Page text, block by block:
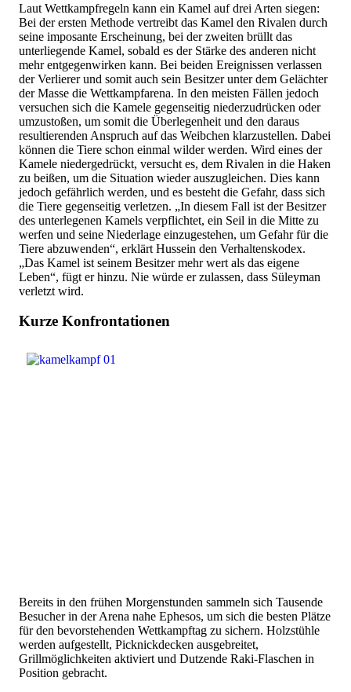
Laut Wettkampfregeln kann ein Kamel auf drei Arten siegen:
Bei der ersten Methode vertreibt das Kamel den Rivalen durch
seine imposante Erscheinung, bei der zweiten brüllt das
unterliegende Kamel, sobald es der Stärke des anderen nicht
mehr entgegenwirken kann. Bei beiden Ereignissen verlassen
der Verlierer und somit auch sein Besitzer unter dem Gelächter
der Masse die Wettkampfarena. In den meisten Fällen jedoch
versuchen sich die Kamele gegenseitig niederzudrücken oder
umzustoßen, um somit die Überlegenheit und den daraus
resultierenden Anspruch auf das Weibchen klarzustellen. Dabei
können die Tiere schon einmal wilder werden. Wird eines der
Kamele niedergedrückt, versucht es, dem Rivalen in die Haken
zu beißen, um die Situation wieder auszugleichen. Dies kann
jedoch gefährlich werden, und es besteht die Gefahr, dass sich
die Tiere gegenseitig verletzen. „In diesem Fall ist der Besitzer
des unterlegenen Kamels verpflichtet, ein Seil in die Mitte zu
werfen und seine Niederlage einzugestehen, um Gefahr für die
Tiere abzuwenden“, erklärt Hussein den Verhaltenskodex.
„Das Kamel ist seinem Besitzer mehr wert als das eigene
Leben“, fügt er hinzu. Nie würde er zulassen, dass Süleyman
verletzt wird.
Kurze Konfrontationen
Bereits in den frühen Morgenstunden sammeln sich Tausende
Besucher in der Arena nahe Ephesos, um sich die besten Plätze
für den bevorstehenden Wettkampftag zu sichern. Holzstühle
werden aufgestellt, Picknickdecken ausgebreitet,
Grillmöglichkeiten aktiviert und Dutzende Raki-Flaschen in
Position gebracht.